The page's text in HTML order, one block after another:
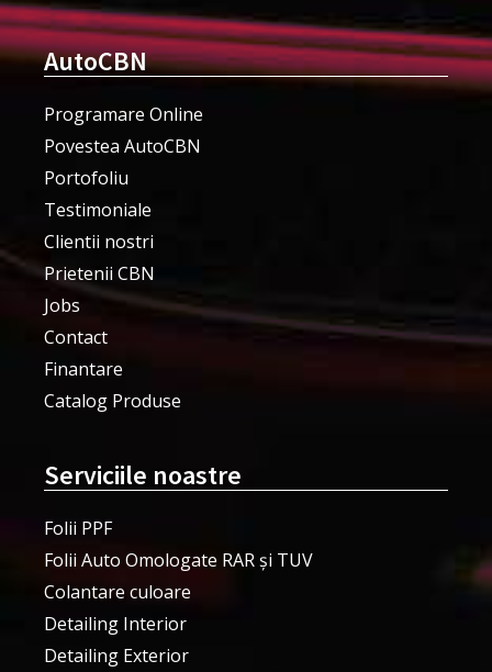
AutoCBN
Programare Online
Povestea AutoCBN
Portofoliu
Testimoniale
Clientii nostri
Prietenii CBN
Jobs
Contact
Finantare
Catalog Produse
Serviciile noastre
Folii PPF
Folii Auto Omologate RAR și TUV
Colantare culoare
Detailing Interior
Detailing Exterior